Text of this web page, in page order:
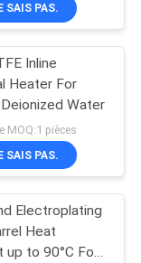
SAIS PAS.
Inline
Heater For
Water
MOQ:1 pièces
SAIS PAS.
Electroplating
Heat
up to 90°C For